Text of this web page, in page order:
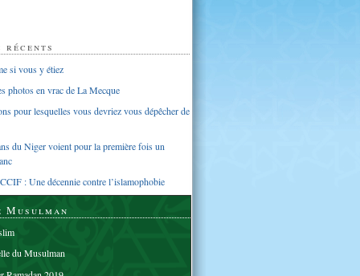
si vous y étiez
photos en vrac de La Mecque
pour lesquelles vous devriez vous dépêcher de
du Niger voient pour la première fois un
: Une décennie contre l’islamophobie
Musulman
du Musulman